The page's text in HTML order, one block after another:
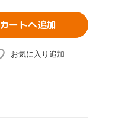
カートへ追加
お気に入り追加